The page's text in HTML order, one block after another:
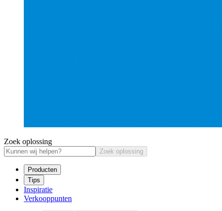
Zoek oplossing
Zoek oplossing
Producten
Tips
Inspiratie
Verkooppunten